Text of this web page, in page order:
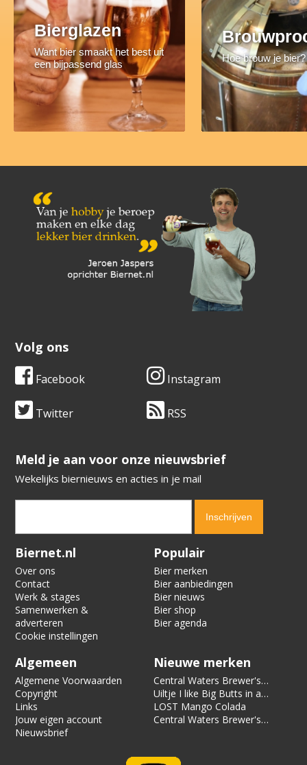
Bierglazen
Want bier smaakt het best uit
een bijpassend glas
Hoe brouw je bier?
Volg ons
Facebook Instagram
Twitter RSS
​​​​​​​Meld je aan voor onze nieuwsbrief
Wekelijks biernieuws en acties in je mail
Verification code:
Biernet.nl
Over ons
Contact
Werk & stages
Samenwerken &
adverteren
Cookie instellingen
Populair
Bier merken
Bier aanbiedingen
Bier nieuws
Bier shop
Bier agenda
Algemeen
Algemene Voorwaarden
Copyright
Links
Jouw eigen account
Nieuwsbrief
Nieuwe merken
Central Waters Brewer's
Reserve Pecan Kringle
Stout
Uiltje I like Big Butts in a
Can of Limes
LOST Mango Colada
Central Waters Brewer's